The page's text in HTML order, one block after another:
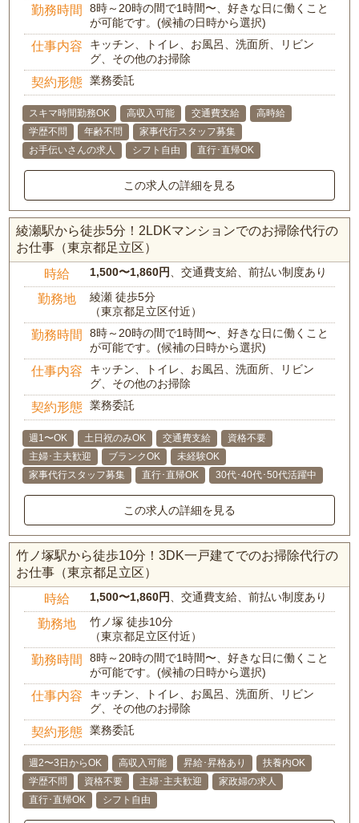
勤務時間
8時～20時の間で1時間〜、好きな日に働くこと
が可能です。(候補の日時から選択)
仕事内容
キッチン、トイレ、お風呂、洗面所、リビン
グ、その他のお掃除
契約形態 業務委託
スキマ時間勤務OK 高収入可能 交通費支給
高時給
学歴不問
年齢不問
家事代行スタッフ募集
お手伝いさんの求人
シフト自由 直行･直帰OK
この求人の詳細を見る
綾瀬駅から徒歩5分！2LDKマンションでのお掃除代行の
お仕事（東京都足立区）
時給 1,500〜1,860円 、交通費支給、前払い制度あり
勤務地
綾瀬 徒歩5分
（東京都足立区付近）
勤務時間
8時～20時の間で1時間〜、好きな日に働くこと
が可能です。(候補の日時から選択)
仕事内容
キッチン、トイレ、お風呂、洗面所、リビン
グ、その他のお掃除
契約形態 業務委託
週1〜OK 土日祝のみOK 交通費支給
資格不要
主婦･主夫歓迎
ブランクOK
未経験OK
家事代行スタッフ募集
直行･直帰OK 30代･40代･50代活躍中
この求人の詳細を見る
竹ノ塚駅から徒歩10分！3DK一戸建てでのお掃除代行の
お仕事（東京都足立区）
時給 1,500〜1,860円 、交通費支給、前払い制度あり
勤務地
竹ノ塚 徒歩10分
（東京都足立区付近）
勤務時間
8時～20時の間で1時間〜、好きな日に働くこと
が可能です。(候補の日時から選択)
仕事内容
キッチン、トイレ、お風呂、洗面所、リビン
グ、その他のお掃除
契約形態 業務委託
週2〜3日からOK 高収入可能 昇給･昇格あり
扶養内OK
学歴不問
資格不要 主婦･主夫歓迎
家政婦の求人
直行･直帰OK
シフト自由